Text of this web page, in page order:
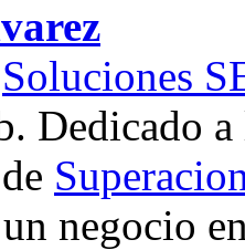
Soluciones
Dedicado
negocio